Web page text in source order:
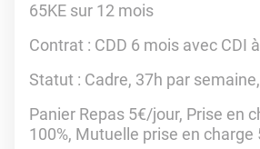
65KE sur 12 mois
Contrat : CDD 6 mois avec CDI
Statut : Cadre, 37h par
Panier Repas 5€/jour, Prise en
100%, Mutuelle prise en charge